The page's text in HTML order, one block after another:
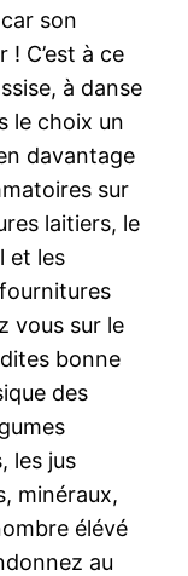
son
! C’est à ce
à danse
le choix un
davantage
sur
laitiers, le
et les
vous sur le
bonne
des
les jus
minéraux,
élévé
au